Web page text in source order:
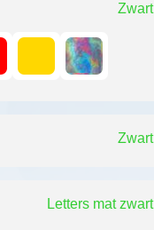
Zwart
Zwart
Letters mat zwart